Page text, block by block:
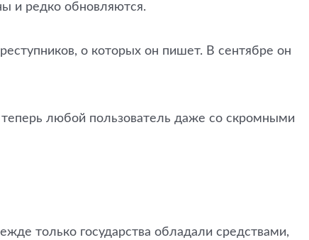
и редко обновляются.
о которых он пишет. В сентябре он
любой пользователь даже со скромными
только государства обладали средствами,